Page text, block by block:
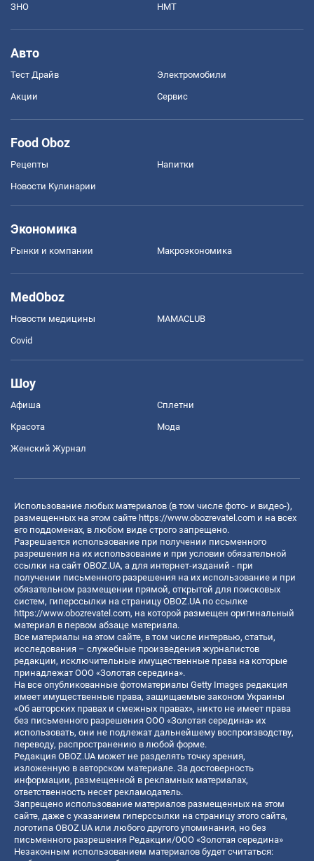
ЗНО НМТ
Авто
Тест Драйв Электромобили
Акции Сервис
Food Oboz
Рецепты Напитки
Новости Кулинарии
Экономика
Рынки и компании Mакроэкономика
MedOboz
Новости медицины MAMACLUB
Covid
Шоу
Афиша Сплетни
Красота Мода
Женский Журнал
Использование любых материалов (в том числе фото- и видео-),
размещенных на этом сайте https://www.obozrevatel.com и на всех
его поддоменах, в любом виде строго запрещено.
Разрешается использование при получении письменного
разрешения на их использование и при условии обязательной
ссылки на сайт OBOZ.UA, а для интернет-изданий - при
получении письменного разрешения на их использование и при
обязательном размещении прямой, открытой для поисковых
систем, гиперссылки на страницу OBOZ.UA по ссылке
https://www.obozrevatel.com, на которой размещен оригинальный
материал в первом абзаце материала.
Все материалы на этом сайте, в том числе интервью, статьи,
исследования – служебные произведения журналистов
редакции, исключительные имущественные права на которые
принадлежат ООО «Золотая середина».
На все опубликованные фотоматериалы Getty Images редакция
имеет имущественные права, защищаемые законом Украины
«Об авторских правах и смежных правах», никто не имеет права
без письменного разрешения ООО «Золотая середина» их
использовать, они не подлежат дальнейшему воспроизводству,
переводу, распространению в любой форме.
Редакция OBOZ.UA может не разделять точку зрения,
изложенную в авторском материале. За достоверность
информации, размещенной в рекламных материалах,
ответственность несет рекламодатель.
Запрещено использование материалов размещенных на этом
сайте, даже с указанием гиперссылки на страницу этого сайта,
логотипа OBOZ.UA или любого другого упоминания, но без
письменного разрешения Редакции/ООО «Золотая середина»
Незаконным использованием материалов будет считаться: